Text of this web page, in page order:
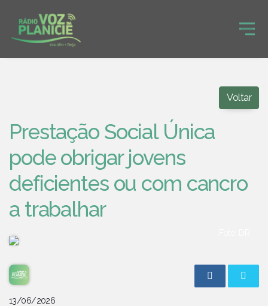
Voltar
Prestação Social Única
pode obrigar jovens
deficientes ou com cancro
a trabalhar
13/06/2026